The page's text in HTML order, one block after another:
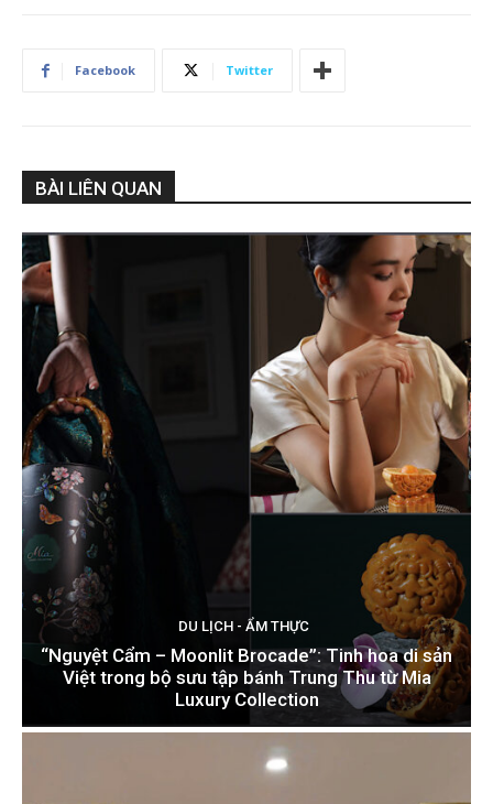
Facebook Twitter
BÀI LIÊN QUAN
DU LỊCH - ẨM THỰC
“Nguyệt Cẩm – Moonlit Brocade”: Tinh hoa di sản
Việt trong bộ sưu tập bánh Trung Thu từ Mia
Luxury Collection